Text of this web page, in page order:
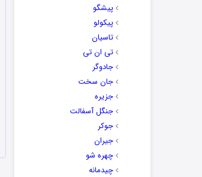
پیشگو
پیکولو
تاسیان
تی ان تی
جادوگر
جان سخت
جزیره
جنگل آسفالت
جوکر
جیران
چهره شو
چیدمانه